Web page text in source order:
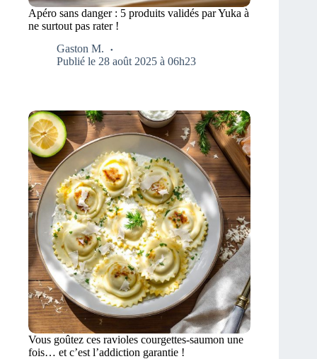
Apéro sans danger : 5 produits validés par Yuka à
ne surtout pas rater !
Gaston M.
Publié le 28 août 2025 à 06h23
Vous goûtez ces ravioles courgettes-saumon une
fois… et c’est l’addiction garantie !